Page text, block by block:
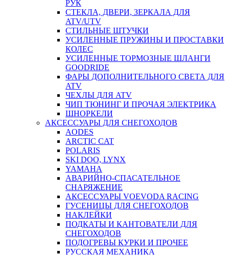
РУК
СТЕКЛА, ДВЕРИ, ЗЕРКАЛА ДЛЯ
ATV/UTV
СТИЛЬНЫЕ ШТУЧКИ
УСИЛЕННЫЕ ПРУЖИНЫ И ПРОСТАВКИ
КОЛЕС
УСИЛЕННЫЕ ТОРМОЗНЫЕ ШЛАНГИ
GOODRIDE
ФАРЫ ДОПОЛНИТЕЛЬНОГО СВЕТА ДЛЯ
ATV
ЧЕХЛЫ ДЛЯ ATV
ЧИП ТЮНИНГ И ПРОЧАЯ ЭЛЕКТРИКА
ШНОРКЕЛИ
АКСЕССУАРЫ ДЛЯ СНЕГОХОДОВ
AODES
ARCTIC CAT
POLARIS
SKI DOO, LYNX
YAMAHA
АВАРИЙНО-СПАСАТЕЛЬНОЕ
СНАРЯЖЕНИЕ
АКСЕССУАРЫ VOEVODA RACING
ГУСЕНИЦЫ ДЛЯ СНЕГОХОДОВ
НАКЛЕЙКИ
ПОДКАТЫ И КАНТОВАТЕЛИ ДЛЯ
СНЕГОХОДОВ
ПОДОГРЕВЫ КУРКИ И ПРОЧЕЕ
РУССКАЯ МЕХАНИКА